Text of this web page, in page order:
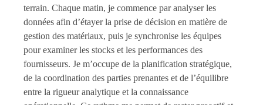
terrain. Chaque matin, je commence par analyser les
données afin d’étayer la prise de décision en matière de
gestion des matériaux, puis je synchronise les équipes
pour examiner les stocks et les performances des
fournisseurs. Je m’occupe de la planification stratégique,
de la coordination des parties prenantes et de l’équilibre
entre la rigueur analytique et la connaissance